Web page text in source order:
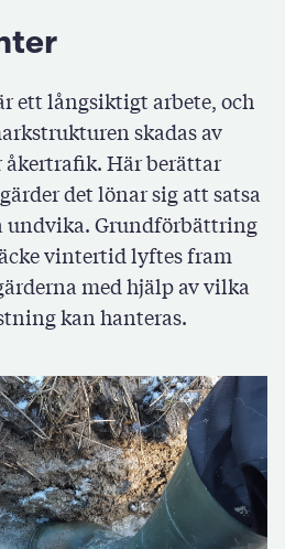
ett långsiktigt arbete, och
skadas av
Här berättar
det lönar sig att satsa
undvika. Grundförbättring
vintertid lyftes fram
med hjälp av vilka
kan hanteras.